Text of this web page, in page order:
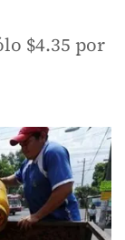
$4.35 por